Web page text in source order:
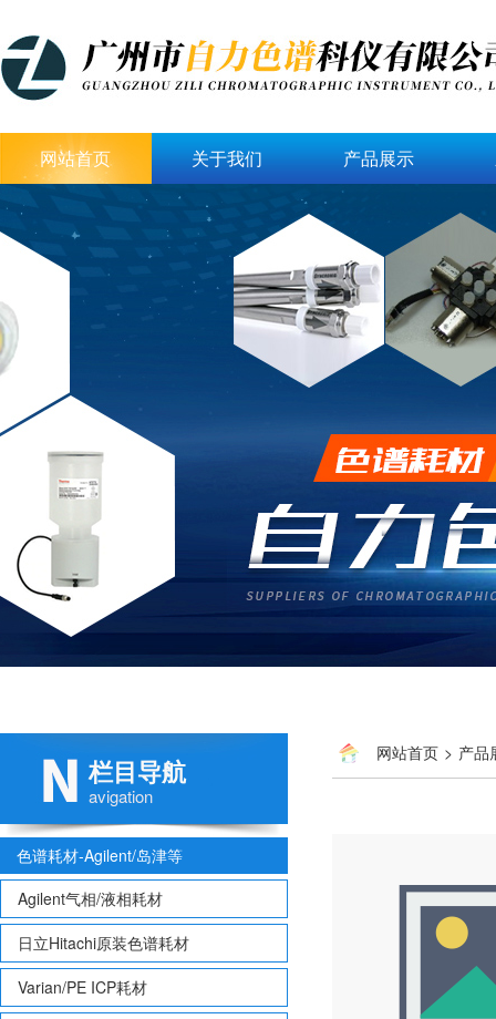
网站首页 关于我们 产品展示
栏目导航
avigation
色谱耗材-Agilent/岛津等
Agilent气相/液相耗材
日立Hitachi原装色谱耗材
Varian/PE ICP耗材
网站首页 > 产品